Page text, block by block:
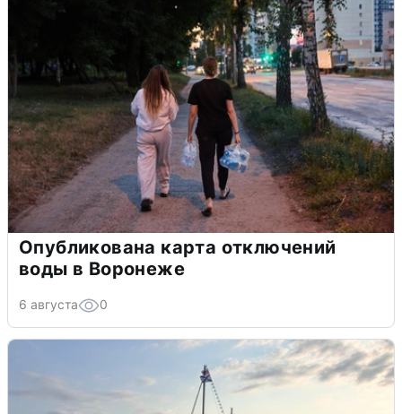
Опубликована карта отключений
воды в Воронеже
6 августа 0